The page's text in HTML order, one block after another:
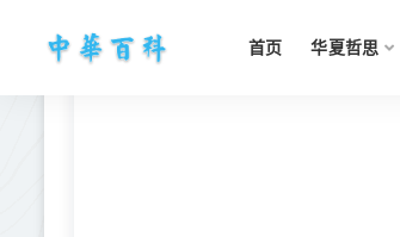
首页 华夏哲思